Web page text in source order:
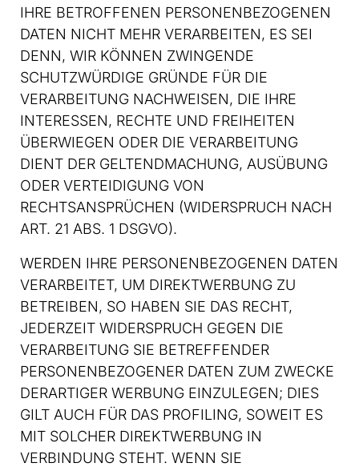
IHRE BETROFFENEN PERSONENBEZOGENEN
DATEN NICHT MEHR VERARBEITEN, ES SEI
DENN, WIR KÖNNEN ZWINGENDE
SCHUTZWÜRDIGE GRÜNDE FÜR DIE
VERARBEITUNG NACHWEISEN, DIE IHRE
INTERESSEN, RECHTE UND FREIHEITEN
ÜBERWIEGEN ODER DIE VERARBEITUNG
DIENT DER GELTENDMACHUNG, AUSÜBUNG
ODER VERTEIDIGUNG VON
RECHTSANSPRÜCHEN (WIDERSPRUCH NACH
ART. 21 ABS. 1 DSGVO).
WERDEN IHRE PERSONENBEZOGENEN DATEN
VERARBEITET, UM DIREKTWERBUNG ZU
BETREIBEN, SO HABEN SIE DAS RECHT,
JEDERZEIT WIDERSPRUCH GEGEN DIE
VERARBEITUNG SIE BETREFFENDER
PERSONENBEZOGENER DATEN ZUM ZWECKE
DERARTIGER WERBUNG EINZULEGEN; DIES
GILT AUCH FÜR DAS PROFILING, SOWEIT ES
MIT SOLCHER DIREKTWERBUNG IN
VERBINDUNG STEHT. WENN SIE